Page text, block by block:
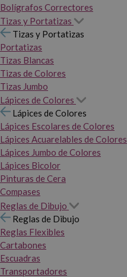
Bolígrafos Correctores
Tizas y Portatizas
Tizas y Portatizas
Portatizas
Tizas Blancas
Tizas de Colores
Tizas Jumbo
Lápices de Colores
Lápices de Colores
Lápices Escolares de Colores
Lápices Acuarelables de Colores
Lápices Jumbo de Colores
Lápices Bicolor
Pinturas de Cera
Compases
Reglas de Dibujo
Reglas de Dibujo
Reglas Flexibles
Cartabones
Escuadras
Transportadores